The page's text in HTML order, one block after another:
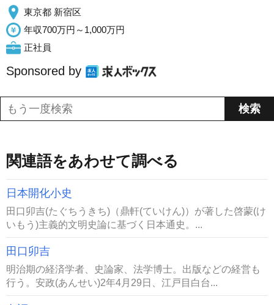
東京都 新宿区
年収700万円～1,000万円
正社員
Sponsored by
関連語をあわせて調べる
日本開化小史
田口卯吉(たぐちうきち)（鼎軒(ていけん)）が著した啓蒙(け
いもう)主義的文明史論に基づく日本通史。...
田口卯吉
明治期の経済学者、史論家、法学博士。出版などの経営も
行う。安政(あんせい)2年4月29日、江戸目白台...